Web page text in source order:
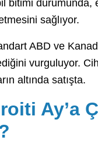
bitimi
sağlıyor.
ABD ve
vurguluyor.
altında satışta.
Ay’a